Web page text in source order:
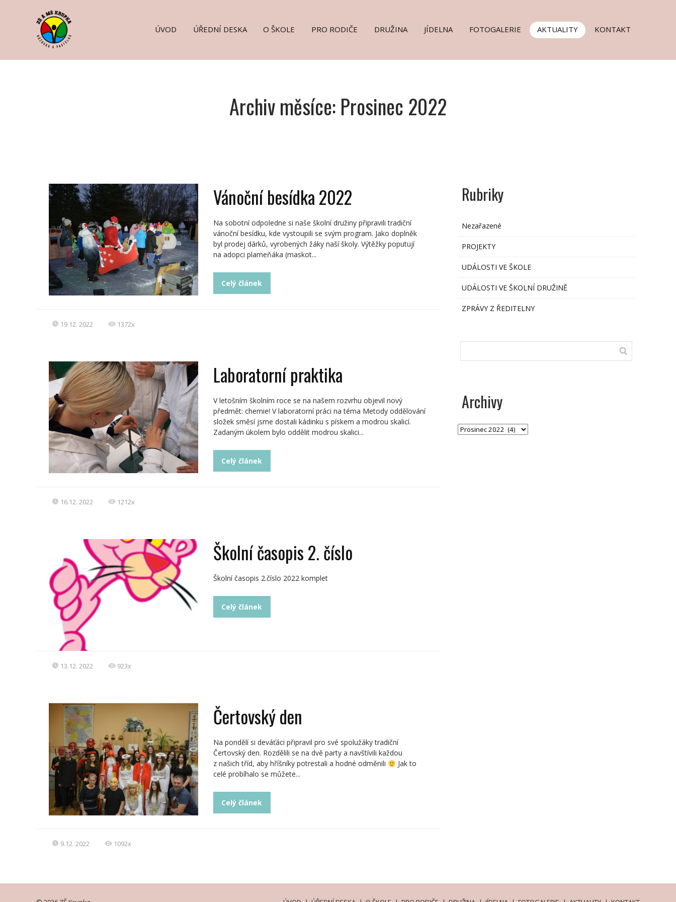
ÚVOD ÚŘEDNÍ DESKA O ŠKOLE PRO RODIČE DRUŽINA JÍDELNA FOTOGALERIE AKTUALITY KONTAKT
Archiv měsíce: Prosinec 2022
Vánoční besídka 2022
Na sobotní odpoledne si naše školní družiny připravili tradiční
vánoční besídku, kde vystoupili se svým program. Jako doplněk
byl prodej dárků, vyrobených žáky naší školy. Výtěžky poputují
na adopci plameňáka (maskot...
Celý článek
19.12. 2022 1372x
Laboratorní praktika
V letošním školním roce se na našem rozvrhu objevil nový
předmět: chemie! V laboratorní práci na téma Metody oddělování
složek směsí jsme dostali kádinku s pískem a modrou skalicí.
Zadaným úkolem bylo oddělit modrou skalici...
Celý článek
16.12. 2022 1212x
Školní časopis 2. číslo
Školní časopis 2.číslo 2022 komplet
Celý článek
13.12. 2022 923x
Čertovský den
Na pondělí si deváťáci připravil pro své spolužáky tradiční
Čertovský den. Rozdělili se na dvě party a navštívili každou
z našich tříd, aby hříšníky potrestali a hodné odměnili
Jak to
celé probíhalo se můžete...
Celý článek
9.12. 2022 1092x
Rubriky
Nezařazené
PROJEKTY
UDÁLOSTI VE ŠKOLE
UDÁLOSTI VE ŠKOLNÍ DRUŽINĚ
ZPRÁVY Z ŘEDITELNY
Archivy